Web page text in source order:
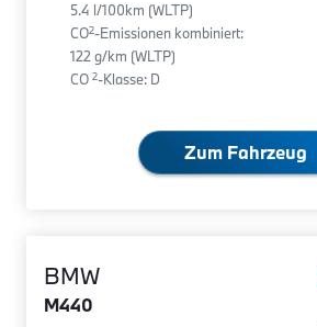
5.4 l/100km (WLTP)
CO2-Emissionen kombiniert:
122 g/km (WLTP)
CO 2-Klasse: D
Zum Fahrzeug
BMW
M440